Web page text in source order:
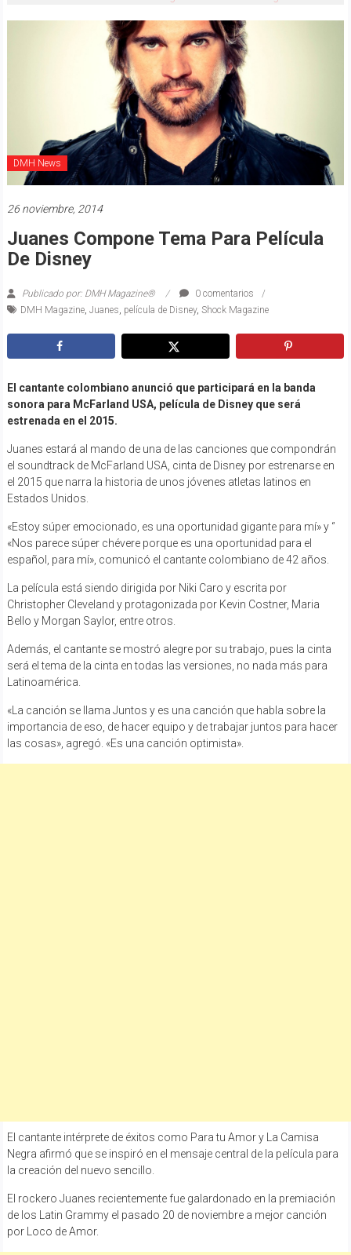
DMH News
26 noviembre, 2014
Juanes Compone Tema Para Película
De Disney
Publicado por: DMH Magazine®
0 comentarios
DMH Magazine, Juanes, película de Disney, Shock Magazine
El cantante colombiano anunció que participará en la banda
sonora para McFarland USA, película de Disney que será
estrenada en el 2015.
Juanes estará al mando de una de las canciones que compondrán
el soundtrack de McFarland USA, cinta de Disney por estrenarse en
el 2015 que narra la historia de unos jóvenes atletas latinos en
Estados Unidos.
«Estoy súper emocionado, es una oportunidad gigante para mí» y ‘’
«Nos parece súper chévere porque es una oportunidad para el
español, para mí», comunicó el cantante colombiano de 42 años.
La película está siendo dirigida por Niki Caro y escrita por
Christopher Cleveland y protagonizada por Kevin Costner, Maria
Bello y Morgan Saylor, entre otros.
Además, el cantante se mostró alegre por su trabajo, pues la cinta
será el tema de la cinta en todas las versiones, no nada más para
Latinoamérica.
«La canción se llama Juntos y es una canción que habla sobre la
importancia de eso, de hacer equipo y de trabajar juntos para hacer
las cosas», agregó. «Es una canción optimista».
El cantante intérprete de éxitos como Para tu Amor y La Camisa
Negra afirmó que se inspiró en el mensaje central de la película para
la creación del nuevo sencillo.
El rockero Juanes recientemente fue galardonado en la premiación
de los Latin Grammy el pasado 20 de noviembre a mejor canción
por Loco de Amor.